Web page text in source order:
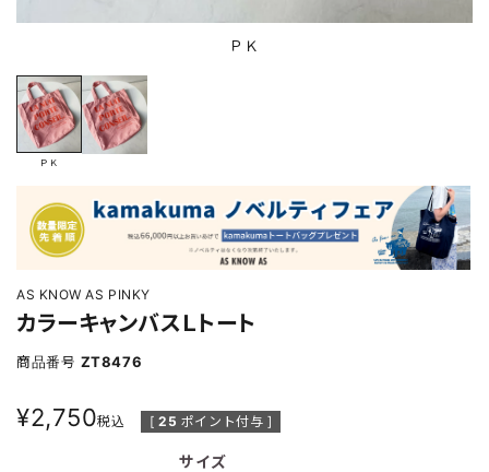
ＰＫ
ＰＫ
AS KNOW AS PINKY
カラーキャンバスＬトート
商品番号 ZT8476
¥2,750税込 [ 25 ポイント付与 ]
サイズ